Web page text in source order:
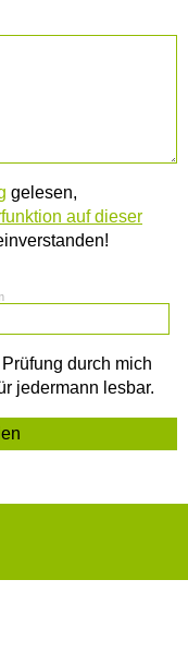
gelesen,
auf dieser
durch mich
jedermann lesbar.